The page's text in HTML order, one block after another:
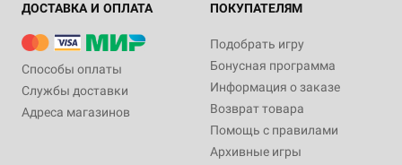
ДОСТАВКА И ОПЛАТА
Способы оплаты
Службы доставки
Адреса магазинов
ПОКУПАТЕЛЯМ
Подобрать игру
Бонусная программа
Информация о заказе
Возврат товара
Помощь с правилами
Архивные игры